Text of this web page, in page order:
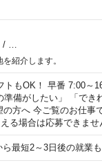
/
紹介します。
もOK！ 早番 7:00～
備がしたい」 「でき
方へ 今ご覧のお仕事
る場合は応募できませ
最短2～3日後の就業も